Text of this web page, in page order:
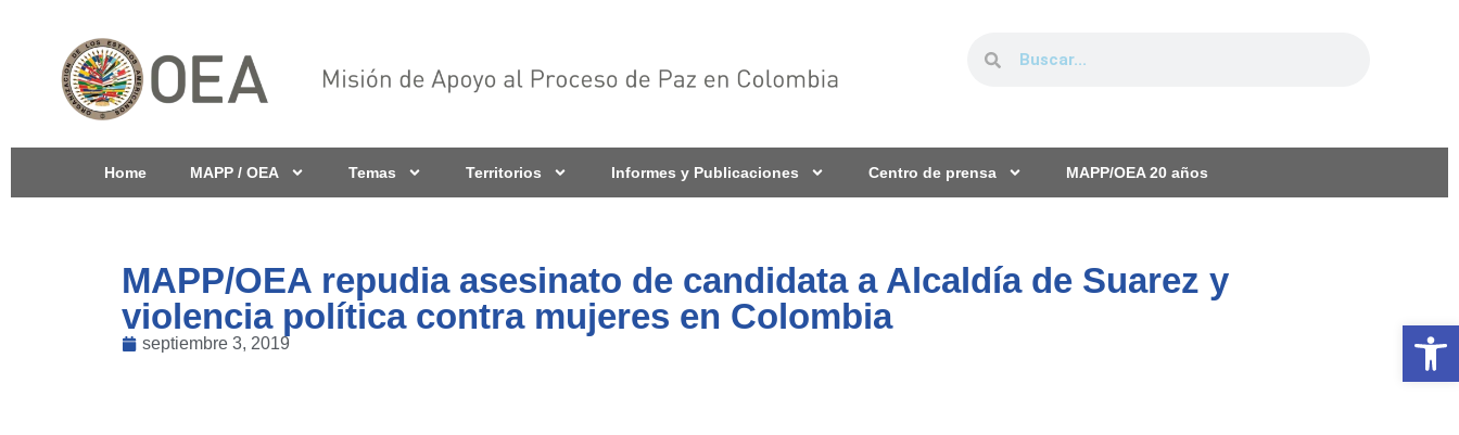
Home MAPP / OEA Temas Territorios Informes y Publicaciones Centro de prensa MAPP/OEA 20 años
MAPP/OEA repudia asesinato de candidata a Alcaldía de Suarez y
violencia política contra mujeres en Colombia
septiembre 3, 2019